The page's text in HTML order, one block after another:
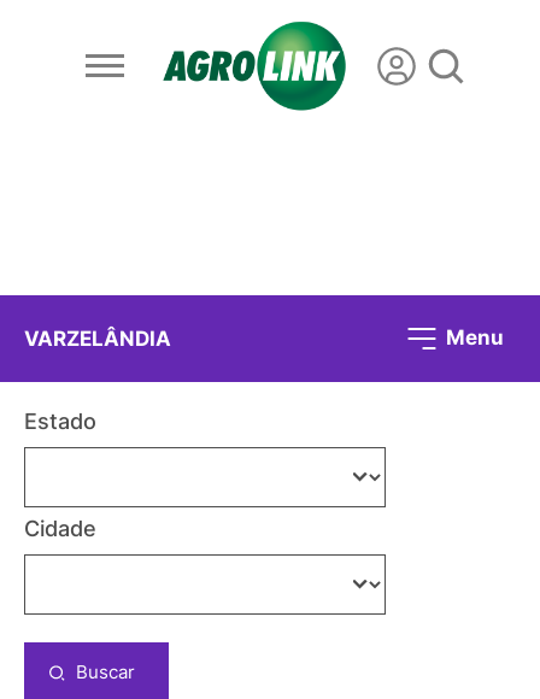
VARZELÂNDIA Menu
Estado
Cidade
Buscar